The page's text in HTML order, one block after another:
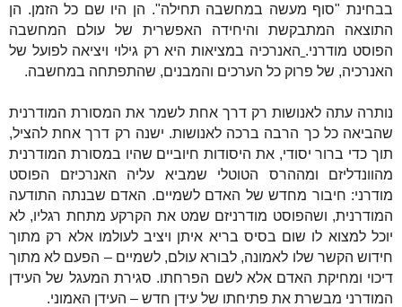
בבחינת "סוף מעשה במחשבה תחילה". הן היו שם כל הזמן. הן
התוצאה המתבקשת והיחידה האפשרית של עולם המחשבה
הפוסט מודרני. האנרכיה במציאות היא רק גילוי ויציאה לפועל של
האנרכיה, של פרוק כל הערכים והמבנים, שהתפתחה במחשבה.
נותרה עתה לאנושות רק דרך אחת לשמר את המסורת המודרנית
שהביאה כל כך הרבה ברכה לאנושות. ישנה רק דרך אחת להציל,
תוך כדי ברור יסודי, את היסודות חיוביים שהיו במסורת המודרנית
מהוונדליזם ומההרס הטוטלי שמביא עליה האנרכיזם הפוסט
מודרני: חיבור מחדש של האדם לשמיים. האדם שבנתה התודעה
המודרנית, ושהפוסט מודרניזם שמט את הקרקע מתחת רגליו, לא
יוכל למצוא לו שום בסיס בריא איתן ויציב לעולמו אלא רק מתוך
חידוש הקשר שלו לאמונה, לבורא עולם, לשמיים – הפעם לא מתוך
דיכוי ומחיקת האדם אלא לשם הפרחתו. סגירת המעגל של העידן
המודרני מבשרת את פתיחתו של עידן חדש – העידן האמוני.